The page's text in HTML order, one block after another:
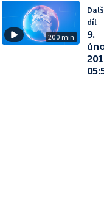
200 min
díl
9.